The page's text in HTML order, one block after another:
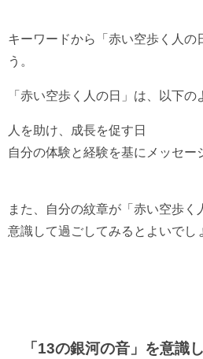
キーワードから「赤い空歩く人の
う。
「赤い空歩く人の日」は、以下の
人を助け、成長を促す日
自分の体験と経験を基にメッセー
また、自分の紋章が「赤い空歩く
意識して過ごしてみるとよいでし
「13の銀河の音」を意識